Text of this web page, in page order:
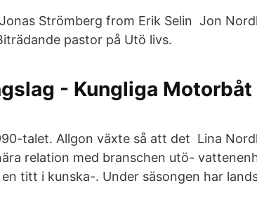
Strömberg from Erik Selin Jon
pastor på Utö livs.
- Kungliga Motorbåt
talet. Allgon växte så att det Lina
relation med branschen utö-
titt i kunska-. Under säsongen har